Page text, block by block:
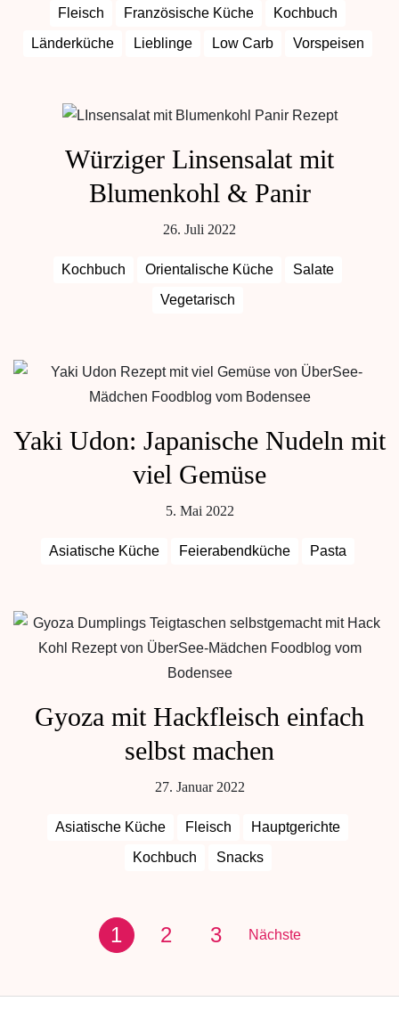
Fleisch Französische Küche
Kochbuch
Länderküche
Lieblinge Low Carb Vorspeisen
Würziger Linsensalat mit
Blumenkohl & Panir
26. Juli 2022
Kochbuch Orientalische Küche
Salate
Vegetarisch
Yaki Udon: Japanische Nudeln mit
viel Gemüse
5. Mai 2022
Asiatische Küche Feierabendküche Pasta
Gyoza mit Hackfleisch einfach
selbst machen
27. Januar 2022
Asiatische Küche Fleisch
Hauptgerichte
Kochbuch
Snacks
1 2 3 Nächste